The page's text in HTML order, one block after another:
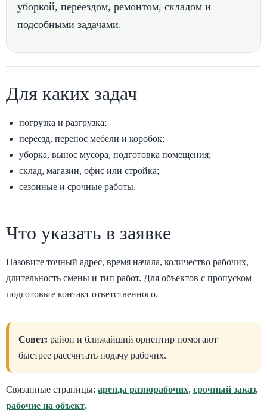
уборкой, переездом, ремонтом, складом и
подсобными задачами.
Для каких задач
погрузка и разгрузка;
переезд, перенос мебели и коробок;
уборка, вынос мусора, подготовка помещения;
склад, магазин, офис или стройка;
сезонные и срочные работы.
Что указать в заявке
Назовите точный адрес, время начала, количество рабочих,
длительность смены и тип работ. Для объектов с пропуском
подготовьте контакт ответственного.
Совет: район и ближайший ориентир помогают
быстрее рассчитать подачу рабочих.
Связанные страницы: аренда разнорабочих, срочный заказ,
рабочие на объект.